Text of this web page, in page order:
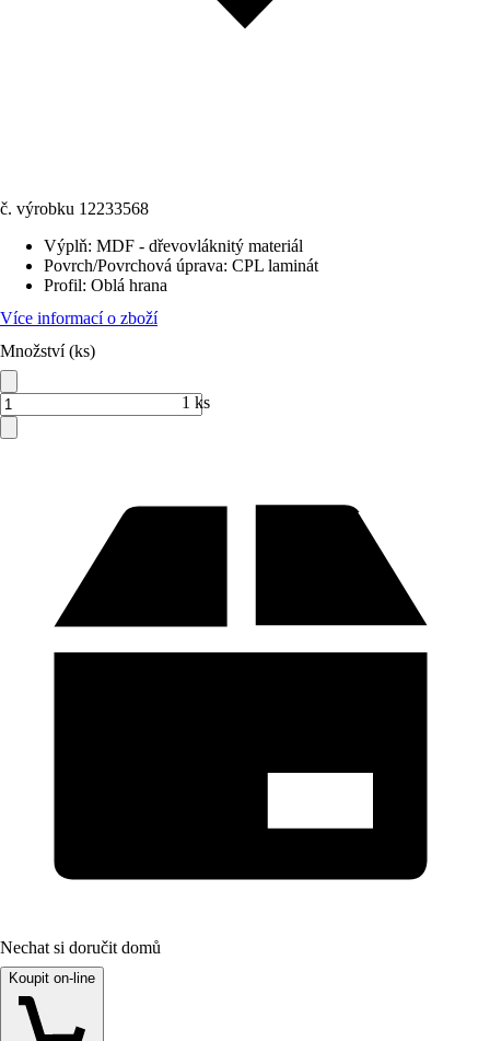
č. výrobku 12233568
Výplň: MDF - dřevovláknitý materiál
Povrch/Povrchová úprava: CPL laminát
Profil: Oblá hrana
Více informací o zboží
Množství (ks)
1 ks
Nechat si doručit domů
Koupit on-line